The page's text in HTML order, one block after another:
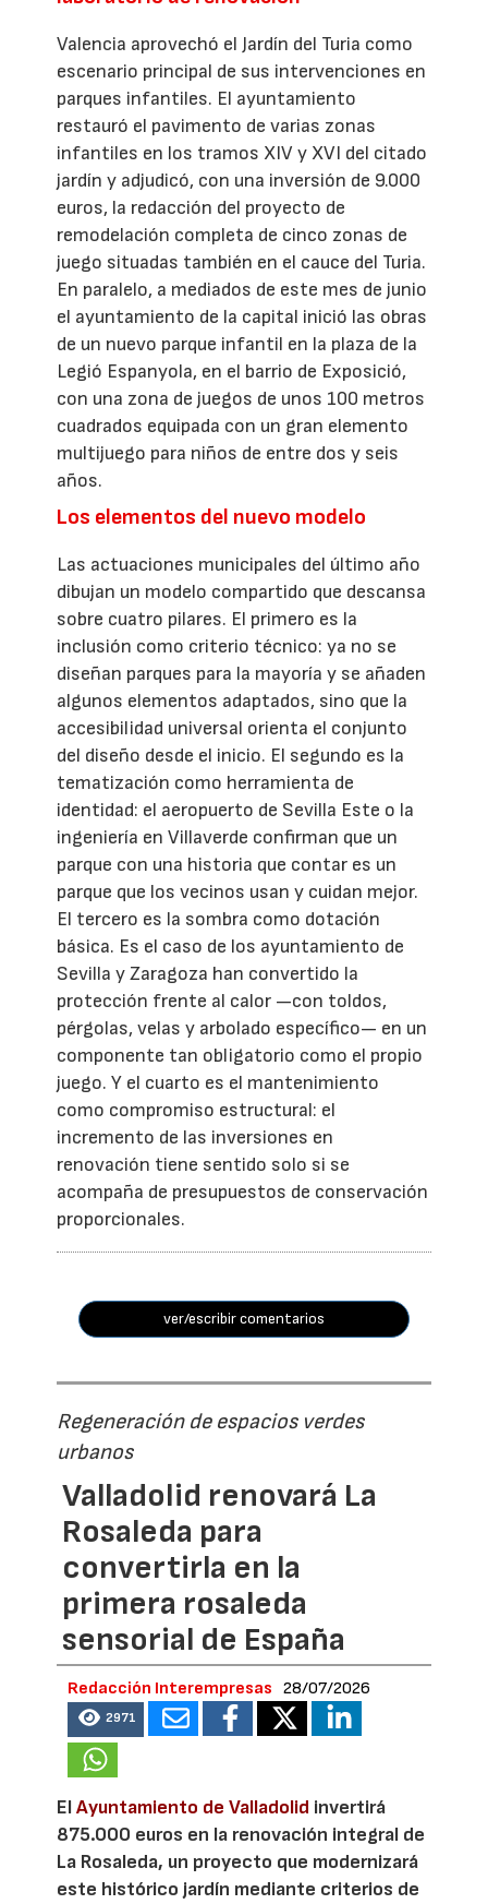
Valencia aprovechó el Jardín del Turia como
escenario principal de sus intervenciones en
parques infantiles. El ayuntamiento
restauró el pavimento de varias zonas
infantiles en los tramos XIV y XVI del citado
jardín y adjudicó, con una inversión de 9.000
euros, la redacción del proyecto de
remodelación completa de cinco zonas de
juego situadas también en el cauce del Turia.
En paralelo, a mediados de este mes de junio
el ayuntamiento de la capital inició las obras
de un nuevo parque infantil en la plaza de la
Legió Espanyola, en el barrio de Exposició,
con una zona de juegos de unos 100 metros
cuadrados equipada con un gran elemento
multijuego para niños de entre dos y seis
años.
Los elementos del nuevo modelo
Las actuaciones municipales del último año
dibujan un modelo compartido que descansa
sobre cuatro pilares. El primero es la
inclusión como criterio técnico: ya no se
diseñan parques para la mayoría y se añaden
algunos elementos adaptados, sino que la
accesibilidad universal orienta el conjunto
del diseño desde el inicio. El segundo es la
tematización como herramienta de
identidad: el aeropuerto de Sevilla Este o la
ingeniería en Villaverde confirman que un
parque con una historia que contar es un
parque que los vecinos usan y cuidan mejor.
El tercero es la sombra como dotación
básica. Es el caso de los ayuntamiento de
Sevilla y Zaragoza han convertido la
protección frente al calor —con toldos,
pérgolas, velas y arbolado específico— en un
componente tan obligatorio como el propio
juego. Y el cuarto es el mantenimiento
como compromiso estructural: el
incremento de las inversiones en
renovación tiene sentido solo si se
acompaña de presupuestos de conservación
proporcionales.
ver/escribir comentarios
Regeneración de espacios verdes
urbanos
Valladolid renovará La
Rosaleda para
convertirla en la
primera rosaleda
sensorial de España
Redacción Interempresas 28/07/2026
2971
ElAyuntamiento de Valladolid invertirá
875.000 euros en la renovación integral de
La Rosaleda, un proyecto que modernizará
este histórico jardín mediante criterios de